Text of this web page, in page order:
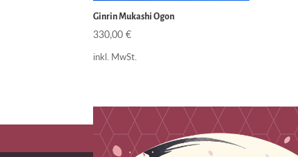
Ginrin Mukashi Ogon
330,00€
inkl. MwSt.